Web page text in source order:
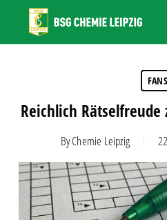
main
FANS
Reichlich
ByChemie Leipzig